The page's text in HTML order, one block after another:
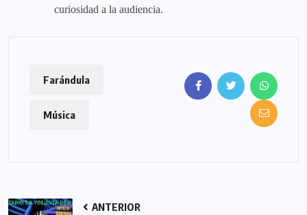
curiosidad a la audiencia.
Farándula
Música
ANTERIOR